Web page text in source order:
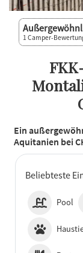
Beliebteste
Pool
1 Camper-
Ein
Aquitanien bei